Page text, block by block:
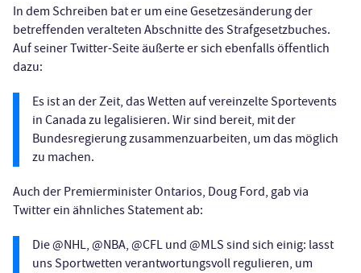
In dem Schreiben bat er um eine Gesetzesänderung der
betreffenden veralteten Abschnitte des Strafgesetzbuches.
Auf seiner Twitter-Seite äußerte er sich ebenfalls öffentlich
dazu:
Es ist an der Zeit, das Wetten auf vereinzelte Sportevents
in Canada zu legalisieren. Wir sind bereit, mit der
Bundesregierung zusammenzuarbeiten, um das möglich
zu machen.
Auch der Premierminister Ontarios, Doug Ford, gab via
Twitter ein ähnliches Statement ab:
Die @NHL, @NBA, @CFL und @MLS sind sich einig: lasst
uns Sportwetten verantwortungsvoll regulieren, um